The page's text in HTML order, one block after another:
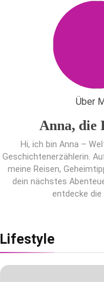
Über
Anna, die
Hi, ich bin Anna –
Geschichtenerzählerin.
meine Reisen,
dein nächstes
entdecke die
Lifestyle